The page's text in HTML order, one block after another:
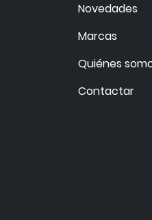
Novedades
Marcas
Quiénes
Contactar